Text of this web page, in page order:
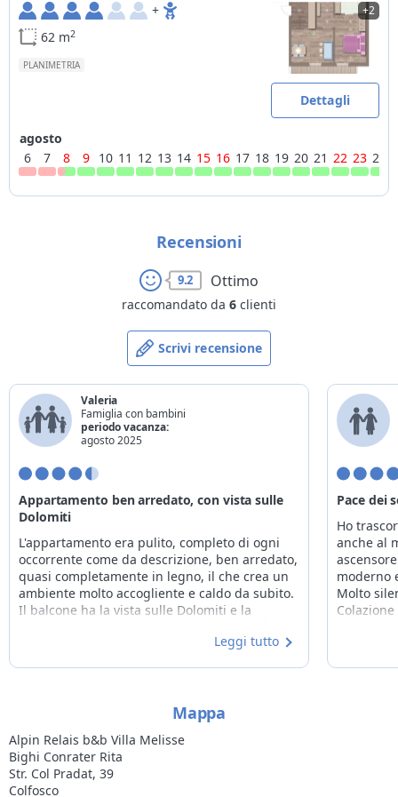
+
62 m2
PLANIMETRIA
+2
Dettagli
agosto
6
7 8 9 10 11 12 13 14 15 16 17 18 19 20 21 22 23 24
Recensioni
9.2 Ottimo
raccomandato da 6 clienti
Scrivi recensione
Valeria
Famiglia con bambini
periodo vacanza:
agosto 2025
Appartamento ben arredato, con vista sulle
Dolomiti
L'appartamento era pulito, completo di ogni
occorrente come da descrizione, ben arredato,
quasi completamente in legno, il che crea un
ambiente molto accogliente e caldo da subito.
Il balcone ha la vista sulle Dolomiti e la
due passo da Corvara e ha tutto il necessario
trovato cordialità, gentilezza, disponibilità
Anche il corridoio posteriore per accedere
all'appartamento dava sulle montagne alle
spalle ed era sempre un bel vedere al rientro
Leggi tutto
Pace dei
Ho
anche al
moderno
Molto
Mappa
Alpin Relais b&b Villa Melisse
Bighi Conrater Rita
Str. Col Pradat, 39
Colfosco